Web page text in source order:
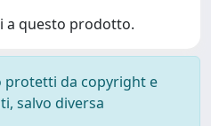
a questo prodotto.
protetti da copyright e
salvo diversa